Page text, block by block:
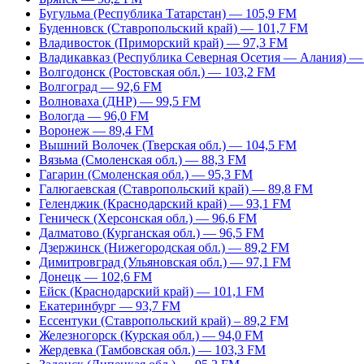
Бугульма (Республика Татарстан) — 105,9 FM
Буденновск (Ставропольский край) — 101,7 FM
Владивосток (Приморский край) — 97,3 FM
Владикавказ (Республика Северная Осетия — Алания)
Волгодонск (Ростовская обл.) — 103,2 FM
Волгоград — 92,6 FM
Волноваха (ДНР) — 99,5 FM
Вологда — 96,0 FM
Воронеж — 89,4 FM
Вышний Волочек (Тверская обл.) — 104,5 FM
Вязьма (Смоленская обл.) — 88,3 FM
Гагарин (Смоленская обл.) — 95,3 FM
Галюгаевская (Ставропольский край) — 89,8 FM
Геленджик (Краснодарский край) — 93,1 FM
Геническ (Херсонская обл.) — 96,6 FM
Далматово (Курганская обл.) — 96,5 FM
Дзержинск (Нижегородская обл.) — 89,2 FM
Димитровград (Ульяновская обл.) — 97,1 FM
Донецк — 102,6 FM
Ейск (Краснодарский край) — 101,1 FM
Екатеринбург — 93,7 FM
Ессентуки (Ставропольский край) – 89,2 FM
Железногорск (Курская обл.) — 94,0 FM
Жердевка (Тамбовская обл.) — 103,3 FM